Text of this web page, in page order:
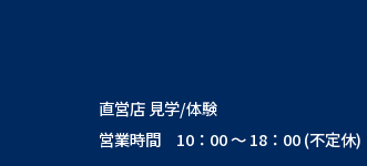
直営店 見学/体験
営業時間 10：00 ～ 18：00 (不定休)